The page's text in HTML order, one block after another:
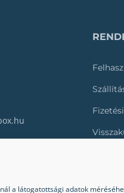
a látogatottsági adatok